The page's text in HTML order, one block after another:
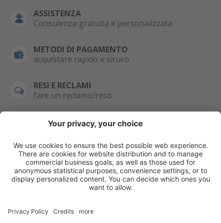
ASSISTENZA
Consulenza gratuita e personalizzata
METODI DI PAGAMENTO
acquistare rapido e sicuro
RESI E RECLAMI
fare un reclamo/reso
SEMPRE DISPONIBILE
0471 506798
WHATSAPP
+39 376 2951129
HAI LA PARTITA
IVA?
Per ordini, offerte,
prezzi speciali e
ulteriori articoli